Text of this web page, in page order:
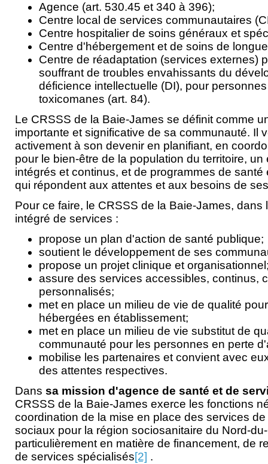
Agence (art. 530.45 et 340 à 396);
Centre local de services communautaires
Centre hospitalier de soins généraux et
Centre d'hébergement et de soins de
Centre de réadaptation (services externes)
souffrant de troubles envahissants du
déficience intellectuelle (DI), pour
toxicomanes (art. 84).
Le CRSSS de la Baie-James se définit comme
importante et significative de sa communauté. Il
activement à son devenir en planifiant, en
pour le bien-être de la population du territoire,
intégrés et continus, et de programmes de
qui répondent aux attentes et aux besoins de
Pour ce faire, le CRSSS de la Baie-James, dans
intégré de services :
propose un plan d'action de santé publique;
soutient le développement de ses
propose un projet clinique et
assure des services accessibles, continus,
personnalisés;
met en place un milieu de vie de qualité
hébergées en établissement;
met en place un milieu de vie substitut de
communauté pour les personnes en perte
mobilise les partenaires et convient avec
des attentes respectives.
Dans sa mission d'agence de santé et de
CRSSS de la Baie-James exerce les fonctions
coordination de la mise en place des services
sociaux pour la région sociosanitaire du Nord-
particulièrement en matière de financement, de
de services spécialisés[2] .